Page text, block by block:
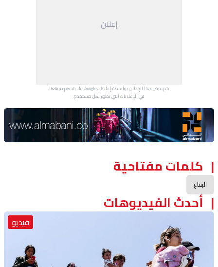
إعلان
يتم عرض هذا الإعلان بواسطة إعلانات Google، ولا يتحكم موقعنا
في الإعلانات التي تظهر لكل مستخدم.
Advertisement Section
كلمات مفتاحية
البقاع
أحدث الفيديوهات
فيديو